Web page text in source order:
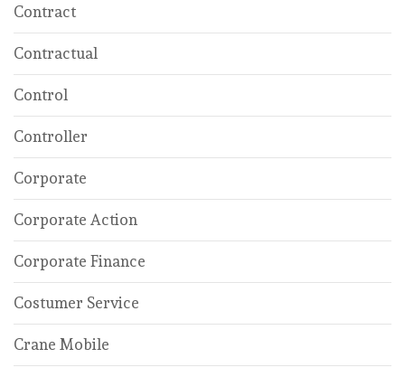
Contract
Contractual
Control
Controller
Corporate
Corporate Action
Corporate Finance
Costumer Service
Crane Mobile